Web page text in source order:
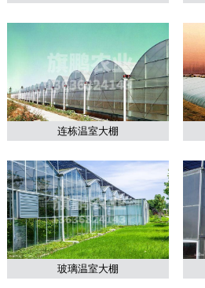
连栋温室大棚
玻璃温室大棚